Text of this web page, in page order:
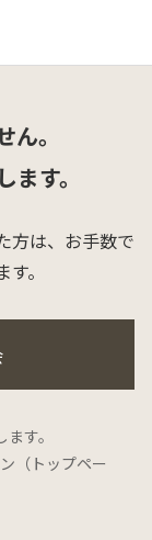
。
す。
は、 お手数で
。
す。
（トップペー